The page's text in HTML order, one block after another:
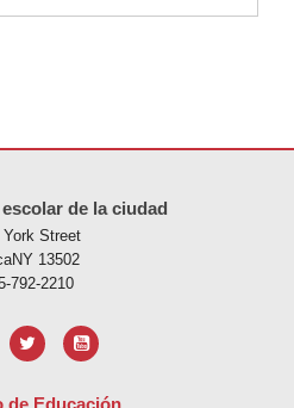
de la ciudad
York Street
13502
792-2210
de Educación